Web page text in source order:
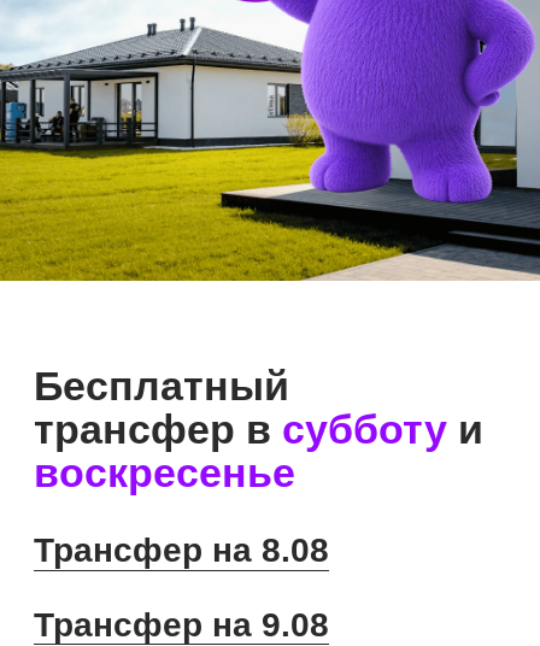
Бесплатный
трансфер всубботуи
воскресенье
Трансфер на 9.08
Экскурсии по
Трансфер на 8.08
От коттеджа
до загородной
квартиры
которая полностью меняет представление
о выборе загородной недвижимости. Вместо
коттеджи ИЖС и квартиры в малоэтажном
комплексе домов.